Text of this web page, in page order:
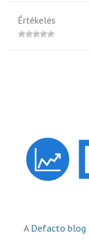
Értékelés
A Defacto blog